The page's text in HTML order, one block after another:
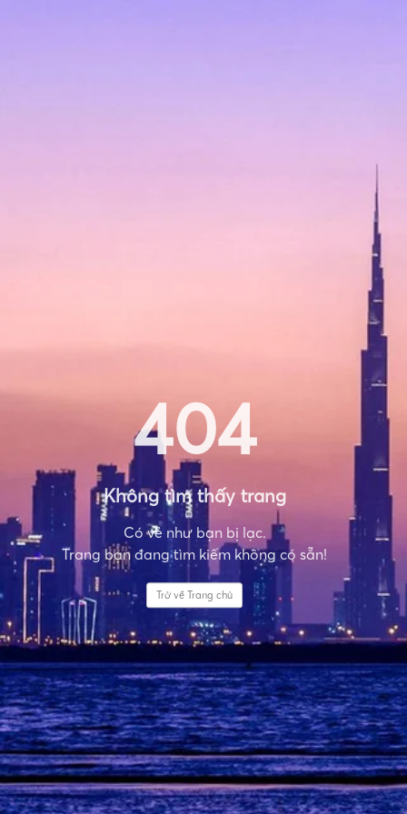
404
Không tìm thấy trang
Có vẻ như bạn bị lạc.
Trang bạn đang tìm kiếm không có sẵn!
Trở về Trang chủ